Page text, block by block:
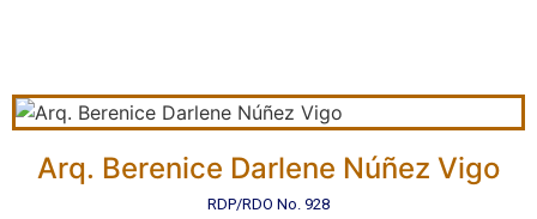
Arq. Berenice Darlene Núñez Vigo
RDP/RDO No. 928